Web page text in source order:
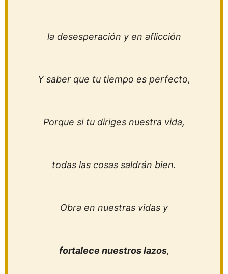
la desesperación y en aflicción
Y saber que tu tiempo es perfecto,
Porque si tu diriges nuestra vida,
todas las cosas saldrán bien.
Obra en nuestras vidas y
fortalece nuestros lazos,